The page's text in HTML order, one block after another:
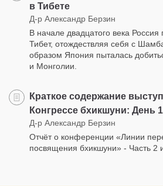
в Тибете
Д-р Александр Берзин
В начале двадцатого века Россия
Тибет, отождествляя себя с
образом Япония пыталась
и Монголии.
Краткое содержание
Конгрессе бхикшуни: День 1
Д-р Александр Берзин
Отчёт о конференции «Линии
посвящения бхикшуни» - Часть 2